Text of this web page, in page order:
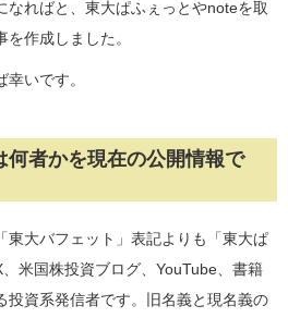
なればと、東大ぱふぇっとやnoteを取
作成しました。
いです。
何者かを現在の公開情報で
東大バフェット」表記よりも「東大ぱ
米国株投資ブログ、YouTube、書籍
投資系発信者です。旧名義と現名義の